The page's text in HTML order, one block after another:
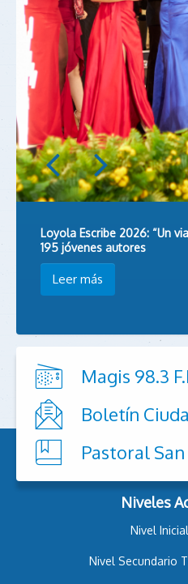
Loyola Escribe 2026: “Un
195 jóvenes autores
Leer más
Magis 98.3
Boletín
Pastoral
Niveles
Nivel
Nivel Secundario